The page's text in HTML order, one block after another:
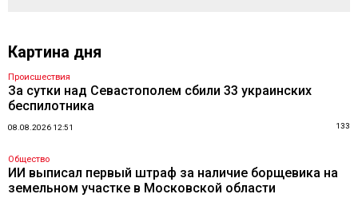
Картина дня
Происшествия
За сутки над Севастополем сбили 33 украинских
беспилотника
08.08.2026 12:51 133
Общество
ИИ выписал первый штраф за наличие борщевика на
земельном участке в Московской области